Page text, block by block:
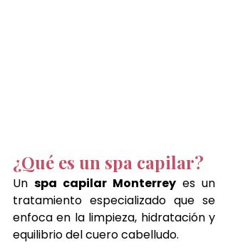
¿Qué es un spa capilar?
Un spa capilar Monterrey es un
tratamiento especializado que se
enfoca en la limpieza, hidratación y
equilibrio del cuero cabelludo.